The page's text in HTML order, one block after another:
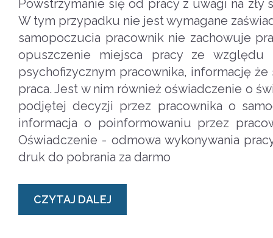
Powstrzymanie się od pracy z uwagi na
W tym przypadku nie jest wymagane
samopoczucia pracownik nie zachowuje
opuszczenie miejsca pracy ze względu
psychofizycznym pracownika, informację
praca. Jest w nim również oświadczenie o
podjętej decyzji przez pracownika o
informacja o poinformowaniu przez
Oświadczenie - odmowa wykonywania
druk do pobrania za darmo
CZYTAJ DALEJ